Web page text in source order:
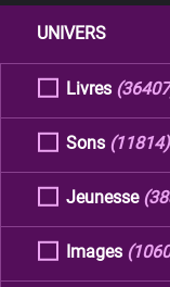
UNIVERS
Livres
Sons (11814)
Jeunesse
Images